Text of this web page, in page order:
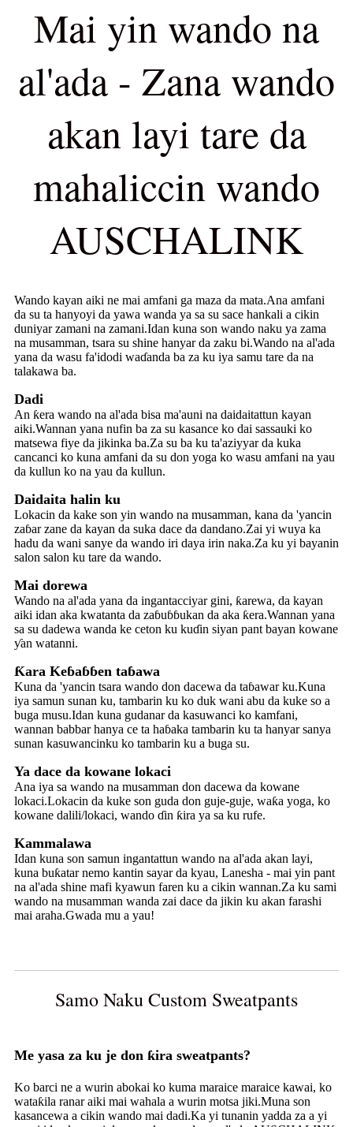
Mai yin wando na
al'ada - Zana wando
akan layi tare da
mahaliccin wando
AUSCHALINK
Wando kayan aiki ne mai amfani ga maza da mata.Ana amfani
da su ta hanyoyi da yawa wanda ya sa su sace hankali a cikin
duniyar zamani na zamani.Idan kuna son wando naku ya zama
na musamman, tsara su shine hanyar da zaku bi.Wando na al'ada
yana da wasu fa'idodi waɗanda ba za ku iya samu tare da na
talakawa ba.
Dadi
An ƙera wando na al'ada bisa ma'auni na daidaitattun kayan
aiki.Wannan yana nufin ba za su kasance ko dai sassauki ko
matsewa fiye da jikinka ba.Za su ba ku ta'aziyyar da kuka
cancanci ko kuna amfani da su don yoga ko wasu amfani na yau
da kullun ko na yau da kullun.
Daidaita halin ku
Lokacin da kake son yin wando na musamman, kana da 'yancin
zaɓar zane da kayan da suka dace da dandano.Zai yi wuya ka
hadu da wani sanye da wando iri daya irin naka.Za ku yi bayanin
salon salon ku tare da wando.
Mai dorewa
Wando na al'ada yana da ingantacciyar gini, ƙarewa, da kayan
aiki idan aka kwatanta da zaɓuɓɓukan da aka ƙera.Wannan yana
sa su dadewa wanda ke ceton ku kuɗin siyan pant bayan kowane
ƴan watanni.
Ƙara Keɓaɓɓen taɓawa
Kuna da 'yancin tsara wando don dacewa da taɓawar ku.Kuna
iya samun sunan ku, tambarin ku ko duk wani abu da kuke so a
buga musu.Idan kuna gudanar da kasuwanci ko kamfani,
wannan babbar hanya ce ta haɓaka tambarin ku ta hanyar sanya
sunan kasuwancinku ko tambarin ku a buga su.
Ya dace da kowane lokaci
Ana iya sa wando na musamman don dacewa da kowane
lokaci.Lokacin da kuke son guda don guje-guje, waƙa yoga, ko
kowane dalili/lokaci, wando ɗin ƙira ya sa ku rufe.
Kammalawa
Idan kuna son samun ingantattun wando na al'ada akan layi,
kuna buƙatar nemo kantin sayar da kyau, Lanesha - mai yin pant
na al'ada shine mafi kyawun faren ku a cikin wannan.Za ku sami
wando na musamman wanda zai dace da jikin ku akan farashi
mai araha.Gwada mu a yau!
Samo Naku Custom Sweatpants
Me yasa za ku je don ƙira sweatpants?
Ko barci ne a wurin abokai ko kuma maraice maraice kawai, ko
wataƙila ranar aiki mai wahala a wurin motsa jiki.Muna son
kasancewa a cikin wando mai dadi.Ka yi tunanin yadda za a yi